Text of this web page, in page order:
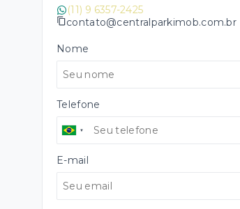
(11) 9 6357-2425
contato@centralparkimob.com.br
Nome
Telefone
E-mail